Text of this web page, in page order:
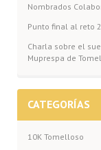
Nombrados
Punto final al reto
Charla sobre el
Muprespa de
CATEGORÍAS
10K Tomelloso